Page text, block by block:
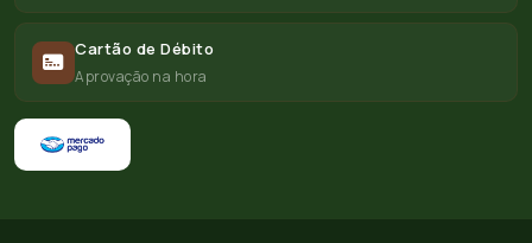
Cartão de Débito
Aprovação na hora